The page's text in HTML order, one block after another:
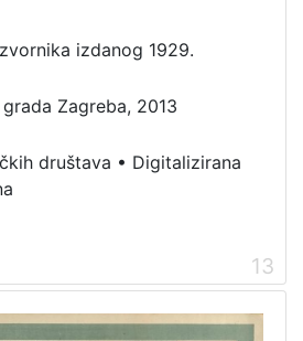
izdanog 1929.
Zagreba, 2013
društava • Digitalizirana
13